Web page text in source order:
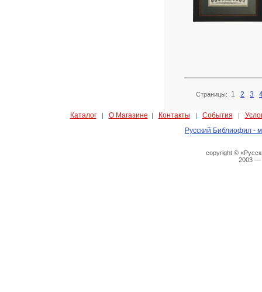
Страницы: 1 2 3
Каталог| О Магазине | Контакты | События |
Русский Библиофил -
copyright ©
2003 —